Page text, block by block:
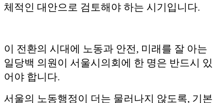
체적인 대안으로 검토해야 하는 시기입니다.
이 전환의 시대에 노동과 안전, 미래를 잘 아는
일당백 의원이 서울시의회에 한 명은 반드시 있
어야 합니다.
서울의 노동행정이 더는 물러나지 않도록, 기본